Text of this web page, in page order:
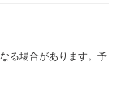
る場合があります。予